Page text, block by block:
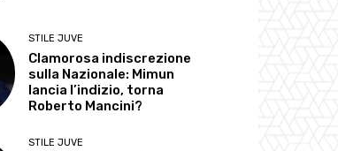
STILE JUVE
Clamorosa indiscrezione
sulla Nazionale: Mimun
lancia l’indizio, torna
Roberto Mancini?
STILE JUVE